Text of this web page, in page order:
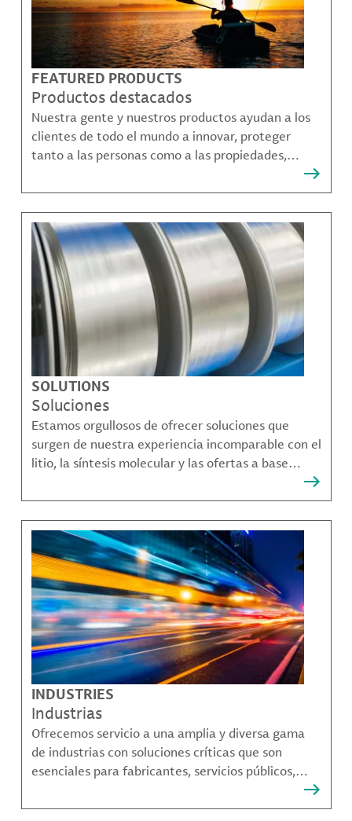
FEATURED PRODUCTS
Productos destacados
Nuestra gente y nuestros productos ayudan a los
clientes de todo el mundo a innovar, proteger
tanto a las personas como a las propiedades,
sostenibles de moverse, comunicarse y prosperar.
SOLUTIONS
Soluciones
Estamos orgullosos de ofrecer soluciones que
surgen de nuestra experiencia incomparable con el
litio, la síntesis molecular y las ofertas a base
bromo que resuelven muchos de los desafíos más
complejos de nuestros clientes.
INDUSTRIES
Industrias
Ofrecemos servicio a una amplia y diversa gama
de industrias con soluciones críticas que son
esenciales para fabricantes, servicios públicos,
compuestos de materiales y mucho más.